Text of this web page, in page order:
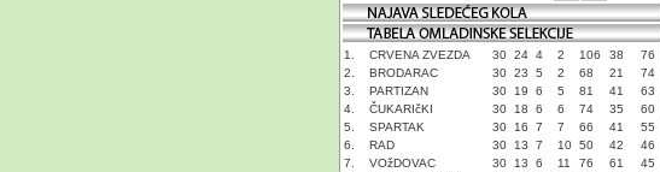
1. CRVENA ZVEZDA 30 24 4 2 106 38
76
2.
BRODARAC 30 23 5 2 68 21
74
3.
PARTIZAN 30 19 6 5 81 41
63
4.
ČUKARIčKI 30 18 6 6 74 35
60
5.
SPARTAK 30 16 7 7 66 41
55
6.
RAD 30 13 7 10 50 42
46
7.
VOžDOVAC 30 13 6 11 76 61
45